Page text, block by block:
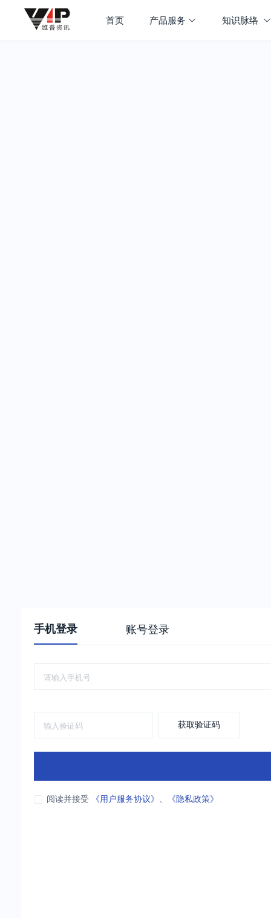
首页 产品服务 知识脉络
手机登录 账号登录
获取验证码
阅读并接受 《用户服务协议》 、 《隐私政策》